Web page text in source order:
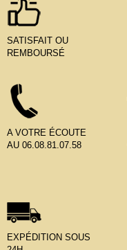
SATISFAIT OU
REMBOURSÉ
A VOTRE ÉCOUTE
AU 06.08.81.07.58
EXPÉDITION SOUS